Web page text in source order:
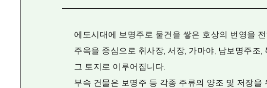
에도시대에 보명주로 물건을 쌓은 호상의 번영을
주옥을 중심으로 취사장, 서장, 가마야, 남보명주조
그 토지로 이루어집니다.
부속 건물은 보명주 등 각종 주류의 양조 및 저장을